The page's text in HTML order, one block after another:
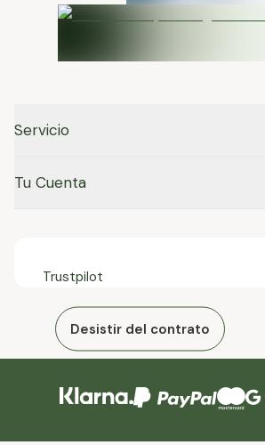
Servicio
Tu Cuenta
Trustpilot
Desistir del contrato